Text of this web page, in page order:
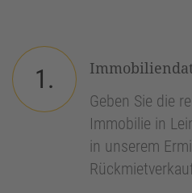
1.
Geben Sie die
Immobilie in
in unserem